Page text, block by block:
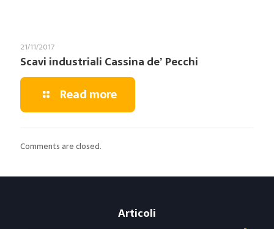
21/11/2017
Scavi industriali Cassina de’ Pecchi
Read more
Comments are closed.
Articoli